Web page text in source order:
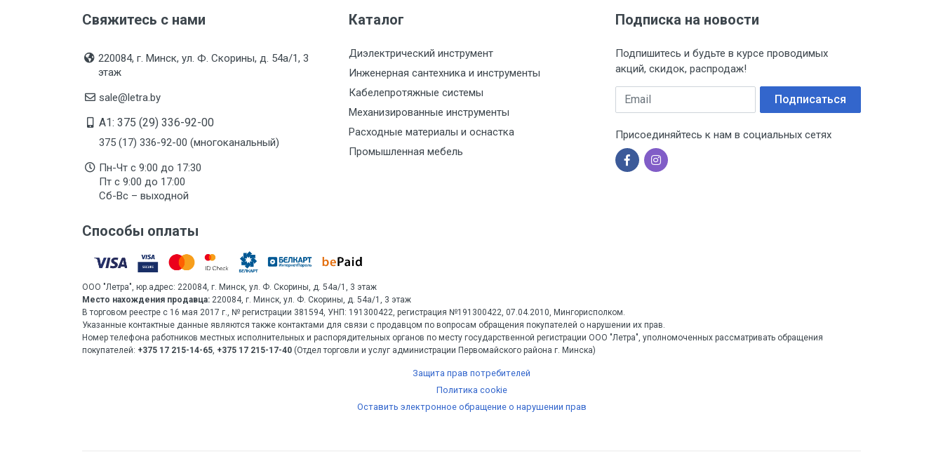
Свяжитесь с нами
220084, г. Минск, ул. Ф. Скорины, д. 54а/1, 3
этаж
sale@letra.by
A1: 375 (29) 336-92-00
375 (17) 336-92-00 (многоканальный)
Пн-Чт с 9:00 до 17:30
Пт с 9:00 до 17:00
Сб-Вс – выходной
Каталог
Диэлектрический инструмент
Инженерная сантехника и инструменты
Кабелепротяжные системы
Механизированные инструменты
Расходные материалы и оснастка
Промышленная мебель
Подписка на новости
Подпишитесь и будьте в курсе проводимых
акций, скидок, распродаж!
Email Подписаться
Присоединяйтесь к нам в социальных сетях
Способы оплаты
ООО "Летра", юр.адрес: 220084, г. Минск, ул. Ф. Скорины, д. 54а/1, 3 этаж
Место нахождения продавца: 220084, г. Минск, ул. Ф. Скорины, д. 54а/1, 3 этаж
В торговом реестре с 16 мая 2017 г., № регистрации 381594, УНП: 191300422, регистрация №191300422, 07.04.2010, Мингорисполком.
Указанные контактные данные являются также контактами для связи с продавцом по вопросам обращения покупателей о нарушении их прав.
Номер телефона работников местных исполнительных и распорядительных органов по месту государственной регистрации ООО "Летра", уполномоченных рассматривать обращения
покупателей: +375 17 215-14-65 +375 17 215-17-40 (Отдел торговли и услуг администрации Первомайского района г. Минска)
Защита прав потребителей
Политика cookie
Оставить электронное обращение о нарушении прав